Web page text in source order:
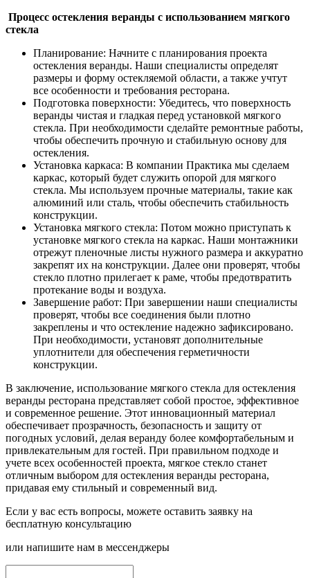
Процесс остекления веранды с использованием мягкого
стекла
Планирование: Начните с планирования проекта
остекления веранды. Наши специалисты определят
размеры и форму остекляемой области, а также учтут
все особенности и требования ресторана.
Подготовка поверхности: Убедитесь, что поверхность
веранды чистая и гладкая перед установкой мягкого
стекла. При необходимости сделайте ремонтные работы,
чтобы обеспечить прочную и стабильную основу для
остекления.
Установка каркаса: В компании Практика мы сделаем
каркас, который будет служить опорой для мягкого
стекла. Мы используем прочные материалы, такие как
алюминий или сталь, чтобы обеспечить стабильность
конструкции.
Установка мягкого стекла: Потом можно приступать к
установке мягкого стекла на каркас. Наши монтажники
отрежут пленочные листы нужного размера и аккуратно
закрепят их на конструкции. Далее они проверят, чтобы
стекло плотно прилегает к раме, чтобы предотвратить
протекание воды и воздуха.
Завершение работ: При завершении наши специалисты
проверят, чтобы все соединения были плотно
закреплены и что остекление надежно зафиксировано.
При необходимости, установят дополнительные
уплотнители для обеспечения герметичности
конструкции.
В заключение, использование мягкого стекла для остекления
веранды ресторана представляет собой простое, эффективное
и современное решение. Этот инновационный материал
обеспечивает прозрачность, безопасность и защиту от
погодных условий, делая веранду более комфортабельным и
привлекательным для гостей. При правильном подходе и
учете всех особенностей проекта, мягкое стекло станет
отличным выбором для остекления веранды ресторана,
придавая ему стильный и современный вид.
Если у вас есть вопросы, можете оставить заявку на
бесплатную консультацию
или напишите нам в мессенджеры